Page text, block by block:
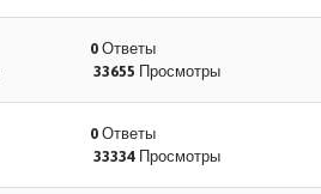
0 Ответы
33655 Просмотры
0 Ответы
33334 Просмотры